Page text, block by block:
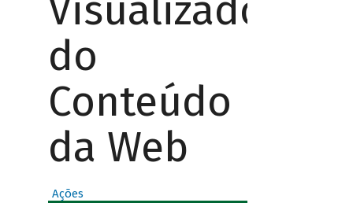
Visualizador
do
Conteúdo
da Web
Ações